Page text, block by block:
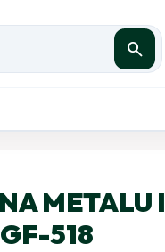
search
METALU I
518